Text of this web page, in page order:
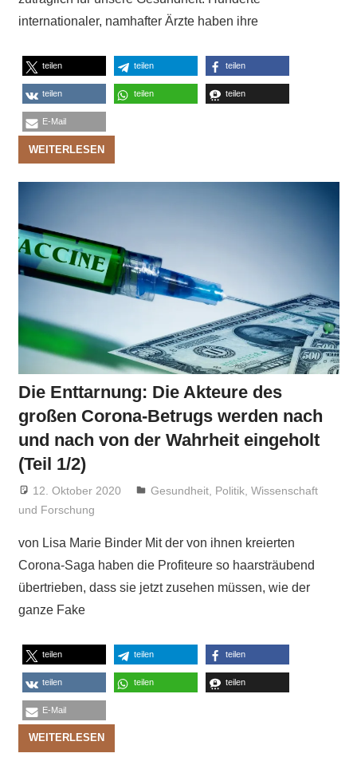
internationaler, namhafter Ärzte haben ihre
teilen teilen teilen
teilen teilen teilen
E-Mail
WEITERLESEN
Die Enttarnung: Die Akteure des
großen Corona-Betrugs werden nach
und nach von der Wahrheit eingeholt
(Teil 1/2)
12. Oktober 2020 Niki Vogt
Gesundheit Politik ,Wissenschaft
und Forschung
von Lisa Marie Binder Mit der von ihnen kreierten
Corona-Saga haben die Profiteure so haarsträubend
übertrieben, dass sie jetzt zusehen müssen, wie der
ganze Fake
teilen teilen teilen
teilen teilen teilen
E-Mail
WEITERLESEN